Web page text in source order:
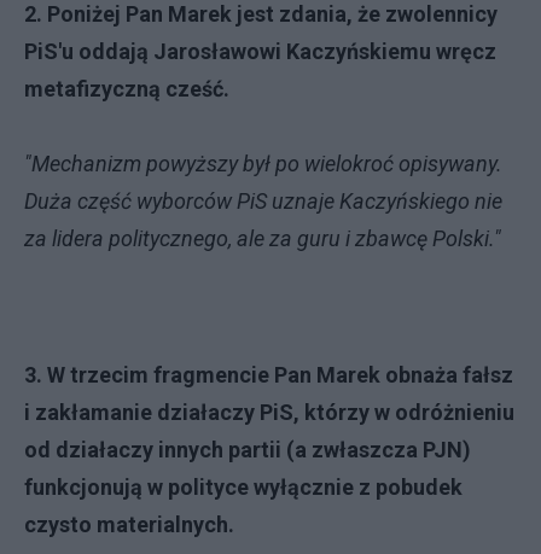
2. Poniżej Pan Marek jest zdania, że zwolennicy
PiS'u oddają Jarosławowi Kaczyńskiemu wręcz
metafizyczną cześć.
"Mechanizm powyższy był po wielokroć opisywany.
Duża część wyborców PiS uznaje Kaczyńskiego nie
za lidera politycznego, ale za guru i zbawcę Polski."
3. W trzecim fragmencie Pan Marek obnaża fałsz
i zakłamanie działaczy PiS, którzy w odróżnieniu
od działaczy innych partii (a zwłaszcza PJN)
funkcjonują w polityce wyłącznie z pobudek
czysto materialnych.